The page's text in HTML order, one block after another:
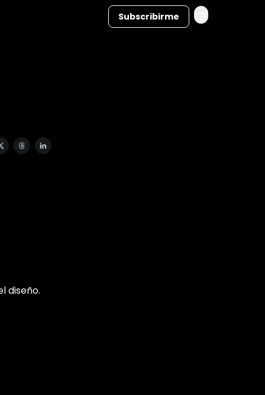
Subscribirme
diseño.